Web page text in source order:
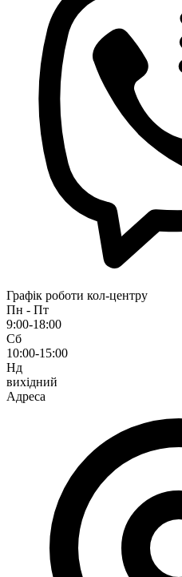
Графік роботи кол-центру
Пн - Пт
9:00-18:00
Сб
10:00-15:00
Нд
вихідний
Адреса